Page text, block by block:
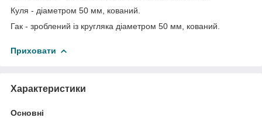
Куля - діаметром 50 мм, кований.
Гак - зроблений із кругляка діаметром 50 мм, кований.
Приховати
Характеристики
Основні